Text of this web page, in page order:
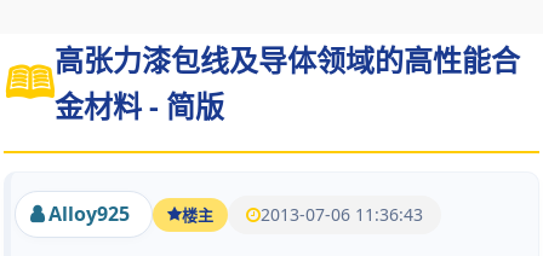
高张力漆包线及导体领域的高性能合
金材料 - 简版
Alloy925 楼主 2013-07-06 11:36:43